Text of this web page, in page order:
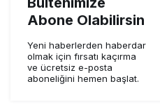
Abone Olabilirsin
Yeni haberlerden haberdar
olmak için fırsatı kaçırma
ve ücretsiz e-posta
aboneliğini hemen başlat.